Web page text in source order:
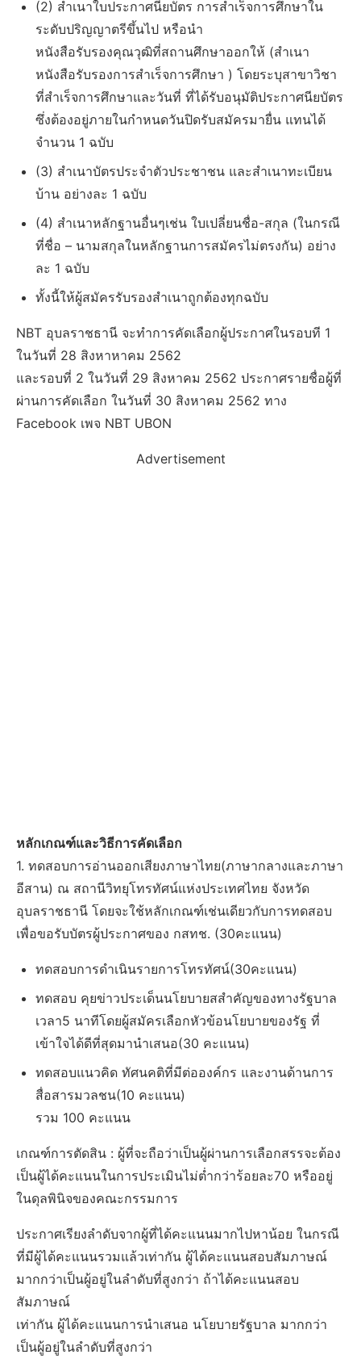
(2) สำเนาใบประกาศนียบัตร การสำเร็จการศึกษาใน
ระดับปริญญาตรีขึ้นไป หรือนำ
หนังสือรับรองคุณวุฒิที่สถานศึกษาออกให้ (สำเนา
หนังสือรับรองการสำเร็จการศึกษา ) โดยระบุสาขาวิชา
ที่สำเร็จการศึกษาและวันที่ ที่ได้รับอนุมัติประกาศนียบัตร
ซึ่งต้องอยู่ภายในกำหนดวันปิดรับสมัครมายื่น แทนได้
จำนวน 1 ฉบับ
(3) สำเนาบัตรประจำตัวประชาชน และสำเนาทะเบียน
บ้าน อย่างละ 1 ฉบับ
(4) สำเนาหลักฐานอื่นๆเช่น ใบเปลี่ยนชื่อ-สกุล (ในกรณี
ที่ชื่อ – นามสกุลในหลักฐานการสมัครไม่ตรงกัน) อย่าง
ละ 1 ฉบับ
ทั้งนี้ให้ผู้สมัครรับรองสำเนาถูกต้องทุกฉบับ
NBT อุบลราชธานี จะทำการคัดเลือกผู้ประกาศในรอบที 1
ในวันที่ 28 สิงหาหาคม 2562
และรอบที่ 2 ในวันที่ 29 สิงหาคม 2562 ประกาศรายชื่อผู้ที่
ผ่านการคัดเลือก ในวันที่ 30 สิงหาคม 2562 ทาง
Facebook เพจ NBT UBON
Advertisement
หลักเกณฑ์และวิธีการคัดเลือก
1. ทดสอบการอ่านออกเสียงภาษาไทย(ภาษากลางและภาษา
อีสาน) ณ สถานีวิทยุโทรทัศน์แห่งประเทศไทย จังหวัด
อุบลราชธานี โดยจะใช้หลักเกณฑ์เช่นเดียวกับการทดสอบ
เพื่อขอรับบัตรผู้ประกาศของ กสทช. (30คะแนน)
ทดสอบการดำเนินรายการโทรทัศน์(30คะแนน)
ทดสอบ คุยข่าวประเด็นนโยบายสสำคัญของทางรัฐบาล
เวลา5 นาทีโดยผู้สมัครเลือกหัวข้อนโยบายของรัฐ ที่
เข้าใจได้ดีที่สุดมานำเสนอ(30 คะแนน)
ทดสอบแนวคิด ทัศนคติที่มีต่อองค์กร และงานด้านการ
สื่อสารมวลชน(10 คะแนน)
รวม 100 คะแนน
เกณฑ์การตัดสิน : ผู้ที่จะถือว่าเป็นผู้ผ่านการเลือกสรรจะต้อง
เป็นผู้ได้คะแนนในการประเมินไม่ต่ำกว่าร้อยละ70 หรืออยู่
ในดุลพินิจของคณะกรรมการ
ประกาศเรียงลำดับจากผู้ที่ได้คะแนนมากไปหาน้อย ในกรณี
ที่มีผู้ได้คะแนนรวมแล้วเท่ากัน ผู้ได้คะแนนสอบสัมภาษณ์
มากกว่าเป็นผู้อยู่ในลำดับที่สูงกว่า ถ้าได้คะแนนสอบ
สัมภาษณ์
เท่ากัน ผู้ได้คะแนนการนำเสนอ นโยบายรัฐบาล มากกว่า
เป็นผู้อยู่ในลำดับที่สูงกว่า